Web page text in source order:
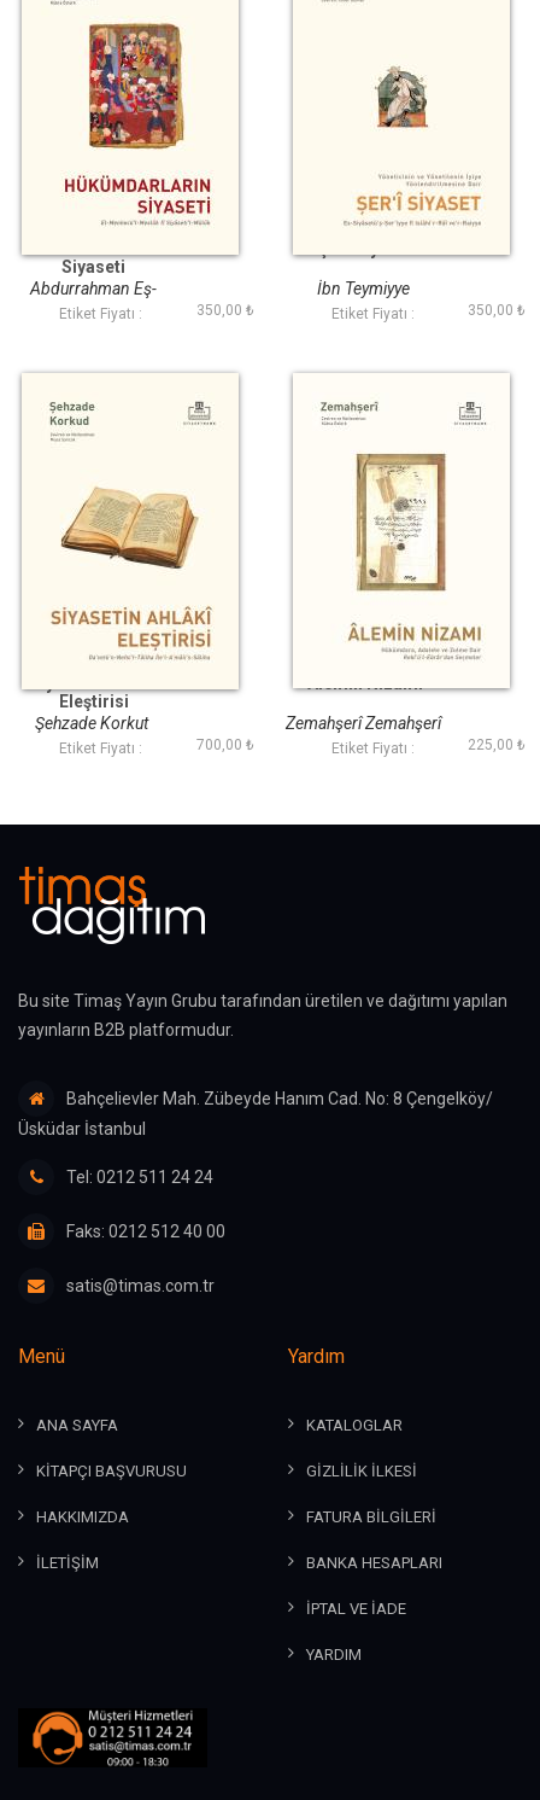
Siyaseti
Abdurrahman Eş-
şeyzeri
Etiket Fiyatı : 350,00 ₺
İbn Teymiyye
Etiket Fiyatı : 350,00 ₺
Eleştirisi
Şehzade Korkut
Etiket Fiyatı : 700,00 ₺
Zemahşerî Zemahşerî
Etiket Fiyatı : 225,00 ₺
Bu site Timaş Yayın Grubu tarafından üretilen ve dağıtımı yapılan
yayınların B2B platformudur.
Bahçelievler Mah. Zübeyde Hanım Cad. No: 8 Çengelköy/
Üsküdar İstanbul
Tel: 0212 511 24 24
Faks: 0212 512 40 00
satis@timas.com.tr
Menü
ANA SAYFA
KİTAPÇI BAŞVURUSU
HAKKIMIZDA
İLETİŞİM
Yardım
KATALOGLAR
GİZLİLİK İLKESİ
FATURA BİLGİLERİ
BANKA HESAPLARI
İPTAL VE İADE
YARDIM